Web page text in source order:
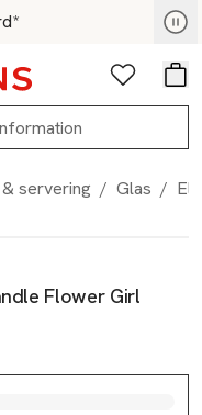
nu
Favoriter
servering / Glas /
Flower Girl